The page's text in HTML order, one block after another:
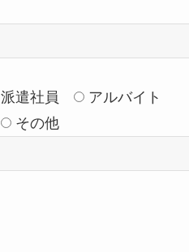
派遣社員
アルバイト
その他